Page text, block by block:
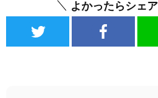
よかったらシェ